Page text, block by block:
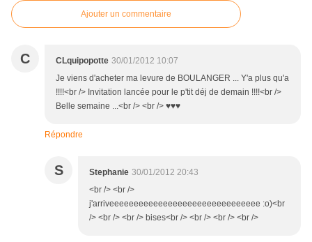
Ajouter un commentaire
C CLquipopotte 30/01/2012 10:07
Je viens d'acheter ma levure de BOULANGER ... Y'a plus qu'a
!!!!<br /> Invitation lancée pour le p'tit déj de demain !!!!<br />
Belle semaine ...<br /> <br /> ♥♥♥
Répondre
S Stephanie 30/01/2012 20:43
<br /> <br />
j'arriveeeeeeeeeeeeeeeeeeeeeeeeeeeeeee :o)<br
/> <br /> <br /> bises<br /> <br /> <br /> <br />